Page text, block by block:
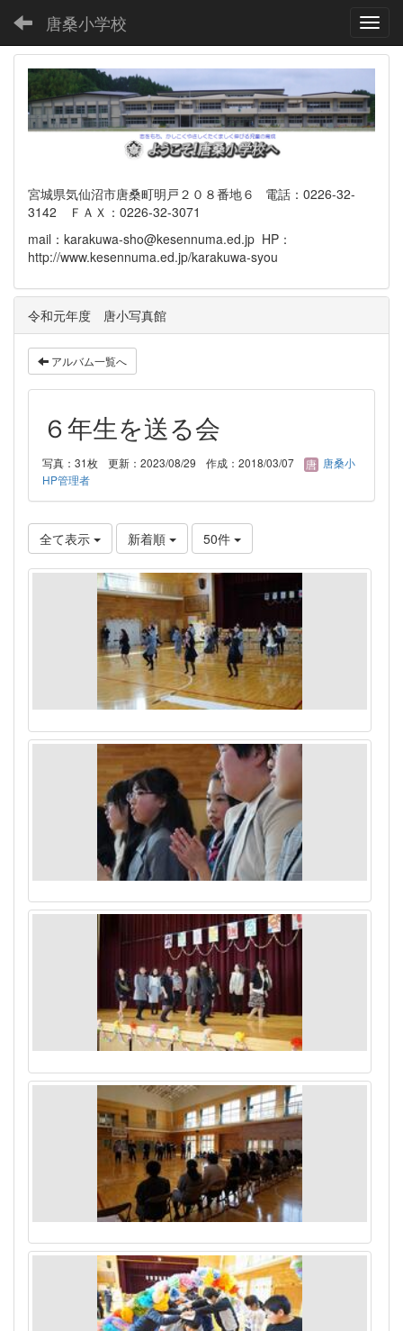
唐桑小学校
宮城県気仙沼市唐桑町明戸２０８番地６ 電話：0226-32-
3142 ＦＡＸ：0226-32-3071
mail：karakuwa-sho@kesennuma.ed.jp HP：
http://www.kesennuma.ed.jp/karakuwa-syou
令和元年度 唐小写真館
アルバム一覧へ
６年生を送る会
写真：31枚 更新：2023/08/29 作成：2018/03/07
唐桑小
HP管理者
全て表示 新着順 50件